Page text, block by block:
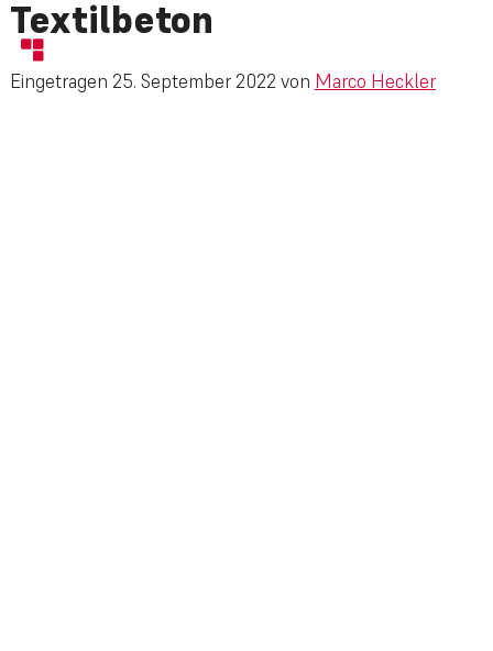
Textilbeton
Eingetragen 25. September 2022von Marco Heckler